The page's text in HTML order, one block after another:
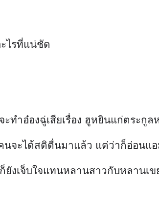
ไรที่แน่ชัด
ทำอ๋องฉู่เสียเรื่อง ฮูหยินแก่ตระ
จะได้สติตื่นมาแล้ว แต่ว่าก็อ่อนแ
งเจ็บใจแทนหลานสาวกับหลานเ